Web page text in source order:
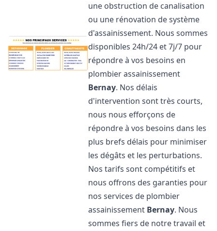
une obstruction de canalisation
ou une rénovation de système
d'assainissement. Nous sommes
disponibles 24h/24 et 7j/7 pour
répondre à vos besoins en
plombier assainissement
Bernay. Nos délais
d'intervention sont très courts,
nous nous efforçons de
répondre à vos besoins dans les
plus brefs délais pour minimiser
les dégâts et les perturbations.
Nos tarifs sont compétitifs et
nous offrons des garanties pour
nos services de plombier
assainissement Bernay. Nous
sommes fiers de notre travail et